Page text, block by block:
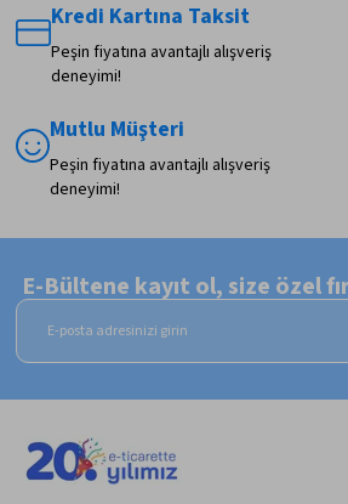
Kredi Kartına Taksit
Peşin fiyatına avantajlı alışveriş
deneyimi!
Mutlu Müşteri
Peşin fiyatına avantajlı alışveriş
deneyimi!
E-Bültene kayıt ol, size özel